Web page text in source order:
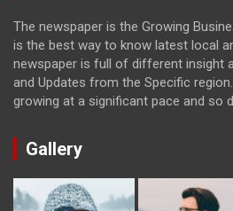
The newspaper is the Growing
is the best way to know latest local
newspaper is full of different insight
and Updates from the Specific
growing at a significant pace and so
Gallery